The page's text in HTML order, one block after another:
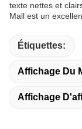
texte nettes et
Mall est un
Étiquettes:
Affichage Du
Affichage